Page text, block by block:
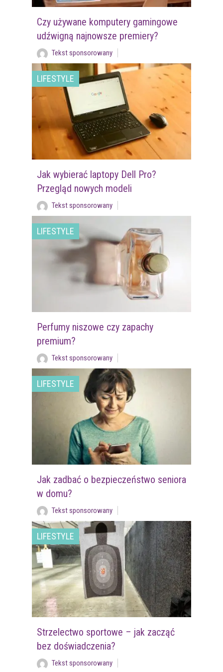
Czy używane komputery gamingowe
udźwigną najnowsze premiery?
Tekst sponsorowany
LIFESTYLE
Jak wybierać laptopy Dell Pro?
Przegląd nowych modeli
Tekst sponsorowany
LIFESTYLE
Perfumy niszowe czy zapachy
premium?
Tekst sponsorowany
LIFESTYLE
Jak zadbać o bezpieczeństwo seniora
w domu?
Tekst sponsorowany
LIFESTYLE
Strzelectwo sportowe – jak zacząć
bez doświadczenia?
Tekst sponsorowany